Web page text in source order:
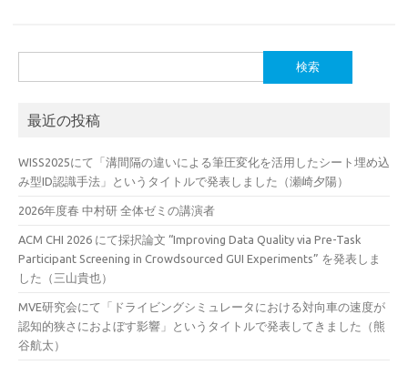
索:
最近の投稿
WISS2025にて「溝間隔の違いによる筆圧変化を活用したシート埋め込
み型ID認識手法」というタイトルで発表しました（瀬崎夕陽）
2026年度春 中村研 全体ゼミの講演者
ACM CHI 2026 にて採択論文 “Improving Data Quality via Pre-Task
Participant Screening in Crowdsourced GUI Experiments” を発表しま
した（三山貴也）
MVE研究会にて「ドライビングシミュレータにおける対向車の速度が
認知的狭さにおよぼす影響」というタイトルで発表してきました（熊
谷航太）